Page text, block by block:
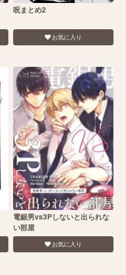
呪まとめ2
お気に入り
電鋸男vs3Pしないと出られな
い部屋
お気に入り